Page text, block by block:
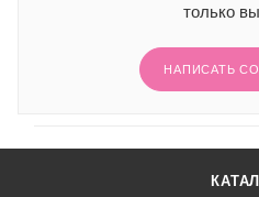
только
НАПИСАТЬ